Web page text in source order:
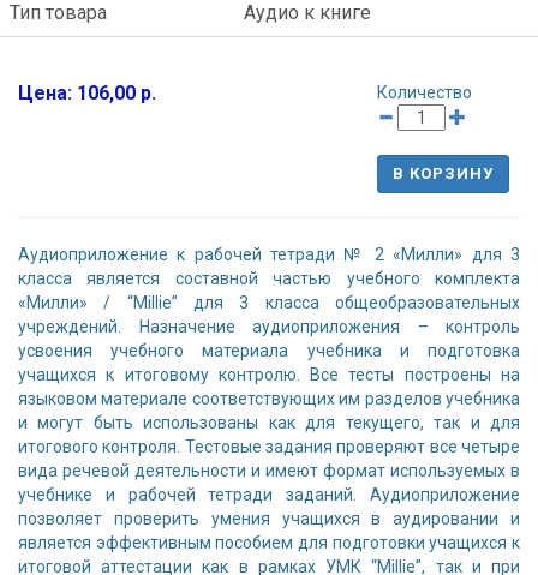
Тип товара Аудио к книге
Цена: 106,00 р. Количество
В КОРЗИНУ
Аудиоприложение к рабочей тетради № 2 «Милли» для 3
класса является составной частью учебного комплекта
«Милли» / “Millie” для 3 класса общеобразовательных
учреждений. Назначение аудиоприложения – контроль
усвоения учебного материала учебника и подготовка
учащихся к итоговому контролю. Все тесты построены на
языковом материале соответствующих им разделов учебника
и могут быть использованы как для текущего, так и для
итогового контроля. Тестовые задания проверяют все четыре
вида речевой деятельности и имеют формат используемых в
учебнике и рабочей тетради заданий. Аудиоприложение
позволяет проверить умения учащихся в аудировании и
является эффективным пособием для подготовки учащихся к
итоговой аттестации как в рамках УМК “Millie”, так и при